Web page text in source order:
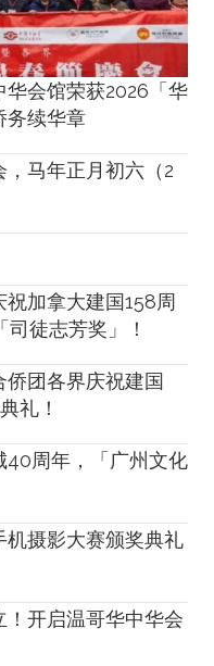
华会馆荣获2026「华
务续华章
，马年正月初六（2
祝加拿大建国158周
徒志芳奖」！
侨团各界庆祝建国
礼！
40周年，「广州文化
机摄影大赛颁奖典礼
！开启温哥华中华会